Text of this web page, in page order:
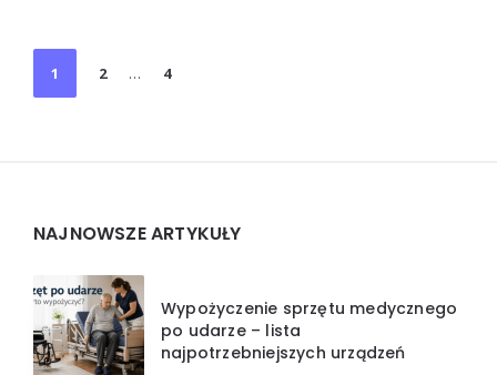
Stronicowanie
wpisów
1 2 … 4
NAJNOWSZE ARTYKUŁY
Wypożyczenie sprzętu medycznego
po udarze – lista
najpotrzebniejszych urządzeń